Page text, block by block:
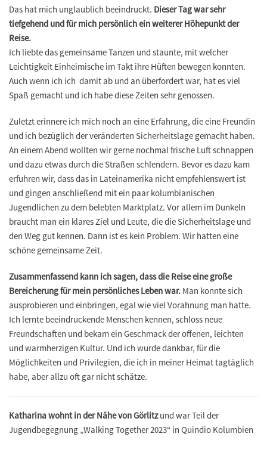
Das hat mich unglaublich beeindruckt. Dieser Tag war sehr
tiefgehend und für mich persönlich ein weiterer Höhepunkt der
Reise.
Ich liebte das gemeinsame Tanzen und staunte, mit welcher
Leichtigkeit Einheimische im Takt ihre Hüften bewegen konnten.
Auch wenn ich ich damit ab und an überfordert war, hat es viel
Spaß gemacht und ich habe diese Zeiten sehr genossen.
Zuletzt erinnere ich mich noch an eine Erfahrung, die eine Freundin
und ich bezüglich der veränderten Sicherheitslage gemacht haben.
An einem Abend wollten wir gerne nochmal frische Luft schnappen
und dazu etwas durch die Straßen schlendern. Bevor es dazu kam
erfuhren wir, dass das in Lateinamerika nicht empfehlenswert ist
und gingen anschließend mit ein paar kolumbianischen
Jugendlichen zu dem belebten Marktplatz. Vor allem im Dunkeln
braucht man ein klares Ziel und Leute, die die Sicherheitslage und
den Weg gut kennen. Dann ist es kein Problem. Wir hatten eine
schöne gemeinsame Zeit.
Zusammenfassend kann ich sagen, dass die Reise eine große
Bereicherung für mein persönliches Leben war. Man konnte sich
ausprobieren und einbringen, egal wie viel Vorahnung man hatte.
Ich lernte beeindruckende Menschen kennen, schloss neue
Freundschaften und bekam ein Geschmack der offenen, leichten
und warmherzigen Kultur. Und ich wurde dankbar, für die
Möglichkeiten und Privilegien, die ich in meiner Heimat tagtäglich
habe, aber allzu oft gar nicht schätze.
Katharina wohnt in der Nähe von Görlitzund war Teil der
Jugendbegegnung „Walking Together 2023“ in Quindio Kolumbien